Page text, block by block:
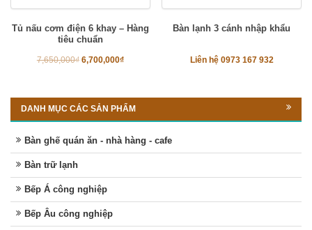
Tủ nấu cơm điện 6 khay – Hàng
tiêu chuẩn
7,650,000₫ 6,700,000₫
Bàn lạnh 3 cánh nhập khẩu
Liên hệ 0973 167 932
DANH MỤC CÁC SẢN PHẨM
Bàn ghế quán ăn - nhà hàng - cafe
Bàn trữ lạnh
Bếp Á công nghiệp
Bếp Âu công nghiệp